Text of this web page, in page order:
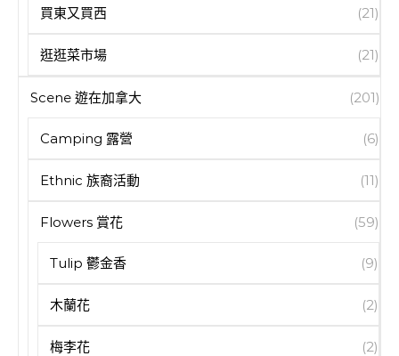
買東又買西 (21)
逛逛菜市場 (21)
Scene 遊在加拿大 (201)
Camping 露營 (6)
Ethnic 族裔活動 (11)
Flowers 賞花 (59)
Tulip 鬱金香 (9)
木蘭花 (2)
梅李花 (2)